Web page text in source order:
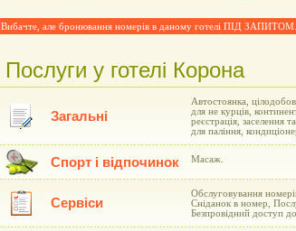
Вибачте, але бронювання номерів в даному готелі ПІД ЗАПИТОМ.
Послуги у готелі Корона
Загальні
Автостоянка,
для не курців,
реєстрація, заселення
для паління,
Спорт і відпочинок Масаж.
Сервіси
Обслуговування
Сніданок в номер,
Безпровідний доступ